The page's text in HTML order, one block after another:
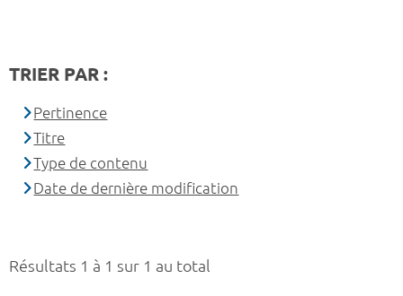
Résultats 1 à 1 sur 1 au total
TRIER PAR :
Pertinence
Titre
Type de contenu
Date de dernière modification